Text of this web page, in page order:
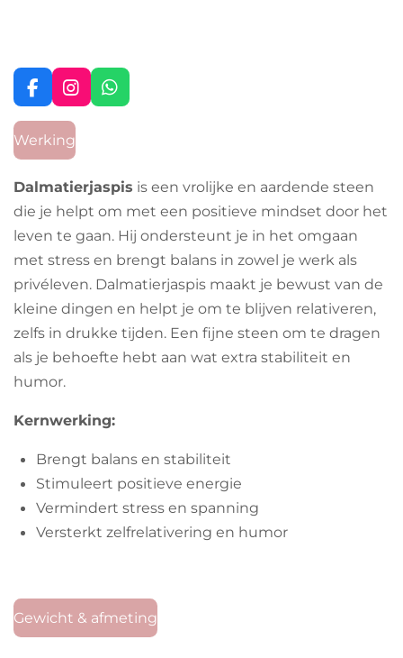
F
a
e
b
o
o
k
I
n
s
t
a
g
r
a
m
W
h
A
p
p
Werking
Dalmatierjaspis is een vrolijke en aardende steen
die je helpt om met een positieve mindset door het
leven te gaan. Hij ondersteunt je in het omgaan
met stress en brengt balans in zowel je werk als
privéleven. Dalmatierjaspis maakt je bewust van de
kleine dingen en helpt je om te blijven relativeren,
zelfs in drukke tijden. Een fijne steen om te dragen
als je behoefte hebt aan wat extra stabiliteit en
humor.
Kernwerking:
Brengt balans en stabiliteit
Stimuleert positieve energie
Vermindert stress en spanning
Versterkt zelfrelativering en humor
Gewicht & afmeting